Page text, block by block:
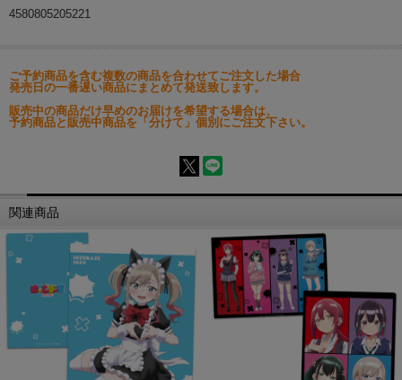
4580805205221
ご予約商品を含む複数の商品を合わせてご注文した場合
発売日の一番遅い商品にまとめて発送致します。
販売中の商品だけ早めのお届けを希望する場合は、
予約商品と販売中商品を「分けて」個別にご注文下さい。
関連商品